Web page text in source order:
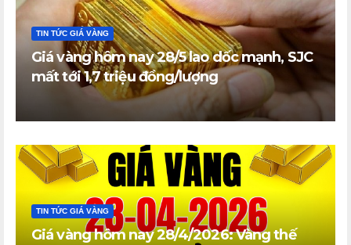
TIN TỨC GIÁ VÀNG
Giá vàng hôm nay 28/5 lao dốc mạnh, SJC
mất tới 1,7 triệu đồng/lượng
TIN TỨC GIÁ VÀNG
Giá vàng hôm nay 28/4/2026: Vàng thế